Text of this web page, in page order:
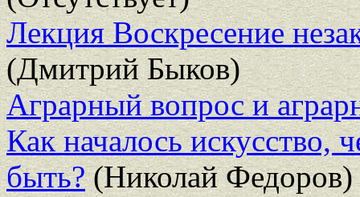
Лекция Воскресение
(Дмитрий Быков)
Аграрный вопрос и
Как началось искусство,
быть?(Николай Федоров)